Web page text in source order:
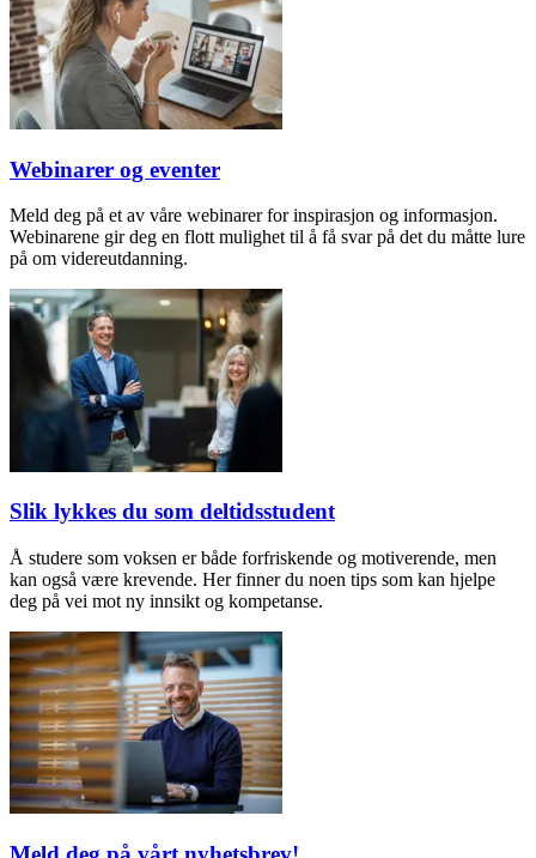
Webinarer og eventer
Meld deg på et av våre webinarer for inspirasjon og informasjon.
Webinarene gir deg en flott mulighet til å få svar på det du måtte lure
på om videreutdanning.
Slik lykkes du som deltidsstudent
Å studere som voksen er både forfriskende og motiverende, men
kan også være krevende. Her finner du noen tips som kan hjelpe
deg på vei mot ny innsikt og kompetanse.